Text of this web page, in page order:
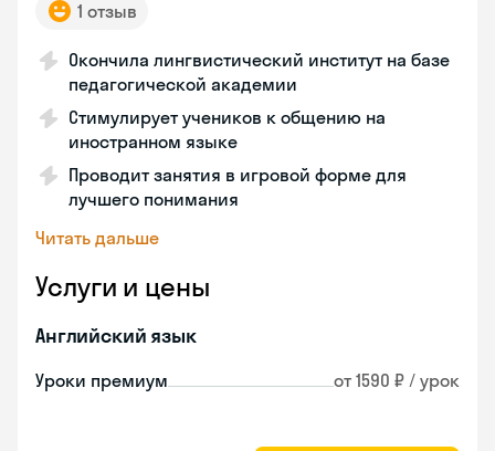
1 отзыв
Окончила лингвистический институт на базе
педагогической академии
Стимулирует учеников к общению на
иностранном языке
Проводит занятия в игровой форме для
лучшего понимания
Читать дальше
Услуги и цены
Английский язык
Уроки премиум от 1590 ₽ / урок